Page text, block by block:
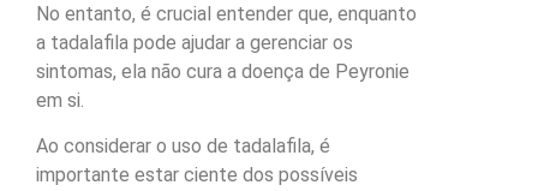
No entanto, é crucial entender que, enquanto
a tadalafila pode ajudar a gerenciar os
sintomas, ela não cura a doença de Peyronie
em si.
Ao considerar o uso de tadalafila, é
importante estar ciente dos possíveis